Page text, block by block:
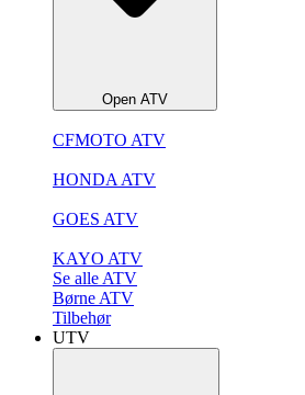
Open ATV
CFMOTO ATV
HONDA ATV
GOES ATV
KAYO ATV
Se alle ATV
Børne ATV
Tilbehør
UTV